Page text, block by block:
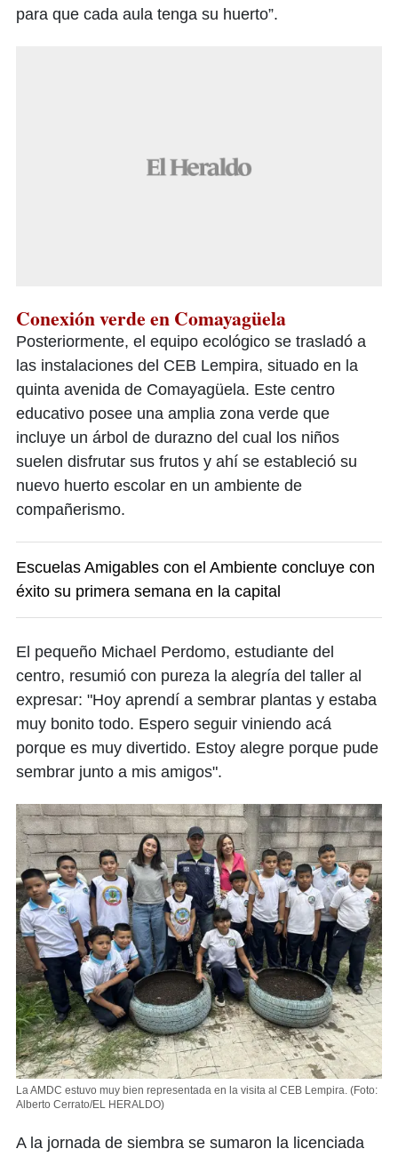
para que cada aula tenga su huerto”.
Conexión verde en Comayagüela
Posteriormente, el equipo ecológico se trasladó a
las instalaciones del CEB Lempira, situado en la
quinta avenida de Comayagüela. Este centro
educativo posee una amplia zona verde que
incluye un árbol de durazno del cual los niños
suelen disfrutar sus frutos y ahí se estableció su
nuevo huerto escolar en un ambiente de
compañerismo.
Escuelas Amigables con el Ambiente concluye con
éxito su primera semana en la capital
El pequeño Michael Perdomo, estudiante del
centro, resumió con pureza la alegría del taller al
expresar: "Hoy aprendí a sembrar plantas y estaba
muy bonito todo. Espero seguir viniendo acá
porque es muy divertido. Estoy alegre porque pude
sembrar junto a mis amigos".
La AMDC estuvo muy bien representada en la visita al CEB Lempira. (Foto:
Alberto Cerrato/EL HERALDO)
A la jornada de siembra se sumaron la licenciada